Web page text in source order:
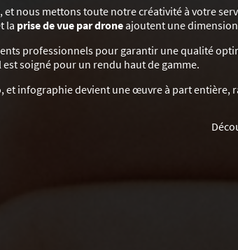
nous mettons toute notre créativité à votre
la prise de vue par droneajoutent une
professionnels pour garantir une qualité
soigné pour un rendu haut de gamme.
et infographie devient une œuvre à part